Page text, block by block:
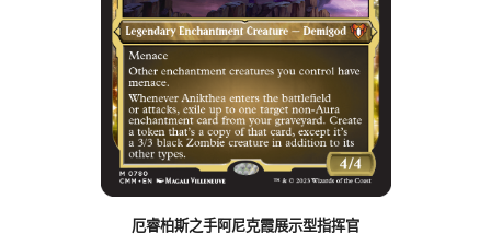
厄睿柏斯之手阿尼克霞展示型指挥官